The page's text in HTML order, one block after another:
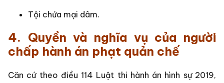
Tội chứa mại dâm.
4. Quyền và nghĩa vụ của người
chấp hành án phạt quản chế
Căn cứ theo điều 114 Luật thi hành án hình sự 2019,